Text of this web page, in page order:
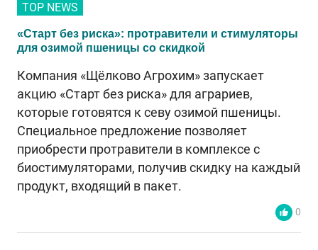
TOP NEWS
«Старт без риска»: протравители и стимуляторы
для озимой пшеницы со скидкой
Компания «Щёлково Агрохим» запускает
акцию «Старт без риска» для аграриев,
которые готовятся к севу озимой пшеницы.
Специальное предложение позволяет
приобрести протравители в комплексе с
биостимуляторами, получив скидку на каждый
продукт, входящий в пакет.
0